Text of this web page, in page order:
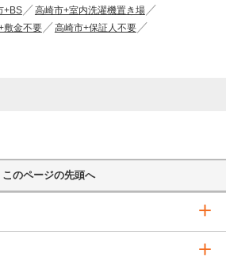
+BS
高崎市+室内洗濯機置き場
敷金不要
高崎市+保証人不要
このページの先頭へ